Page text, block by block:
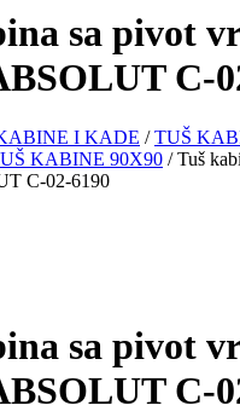
sa pivot
C-
I KADE /TUŠ
KABINE 90X90 / Tuš
C-02-6190
sa pivot
C-